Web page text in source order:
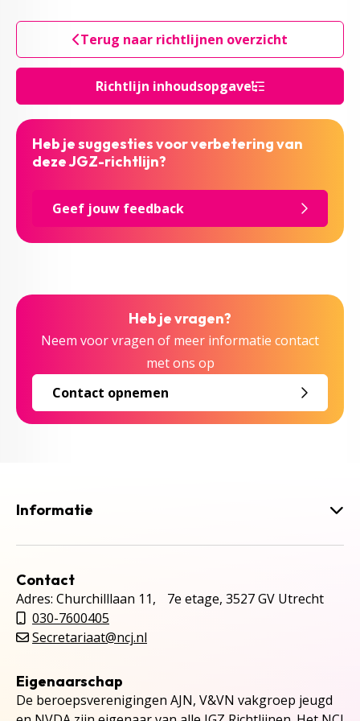
Richtlijn inhoudsopgave
Terug naar richtlijnen overzicht
Heb je suggesties voor verbetering van
deze JGZ-richtlijn?
Geef jouw feedback
Heb je vragen?
Neem voor vragen of meer informatie contact
met ons op
Contact opnemen
Informatie
Contact
Adres: Churchilllaan 11, 7e etage, 3527 GV Utrecht
030-7600405
Secretariaat@ncj.nl
Eigenaarschap
De beroepsverenigingen AJN, V&VN vakgroep jeugd